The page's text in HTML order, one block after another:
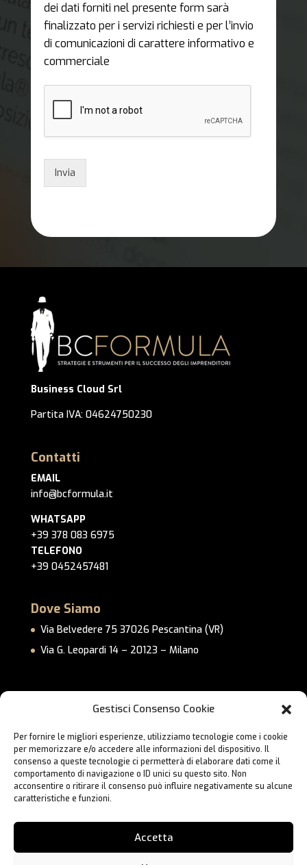
Gestisci Consenso Cookie
Per fornire le migliori esperienze, utilizziamo tecnologie come i cookie
per memorizzare e/o accedere alle informazioni del dispositivo. Il
consenso a queste tecnologie ci permetterà di elaborare dati come il
comportamento di navigazione o ID unici su questo sito. Non
acconsentire o ritirare il consenso può influire negativamente su alcune
caratteristiche e funzioni.
Accetta
dei dati forniti nel presente form sarà
finalizzato per i servizi richiesti e per l’invio
di comunicazioni di carattere informativo e
commerciale
Invia
Business Cloud Srl
Partita IVA: 04624750230
Contatti
EMAIL
info@bcformula.it
WHATSAPP
+39 378 083 6975
TELEFONO
+39 0452457481
Dove Siamo
Via Belvedere 75 37026 Pescantina (VR)
Via G. Leopardi 14 – 20123 – Milano
Cookie Policy
Lavora con Noi
Contatti